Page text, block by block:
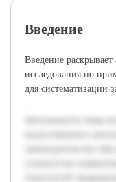
Введение
Введение раскрывает
исследования по
для систематизации